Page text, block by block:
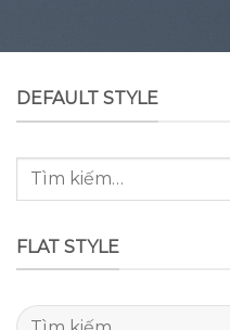
DEFAULT STYLE
Tìm
FLAT STYLE
Tìm